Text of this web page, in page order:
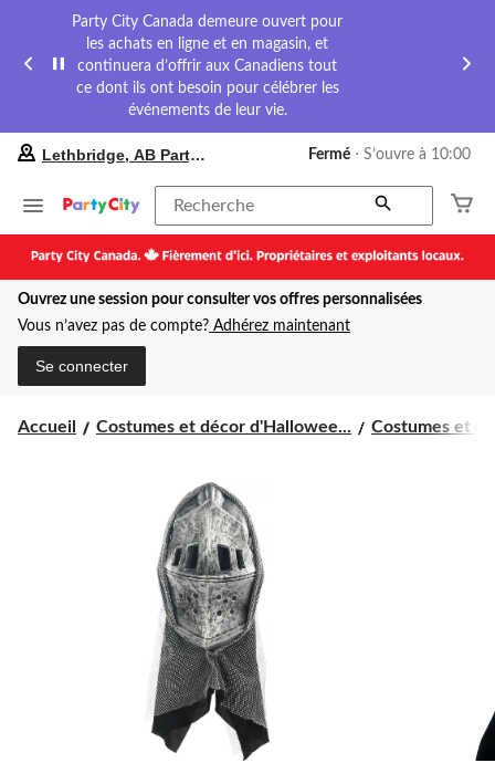
Party City Canada demeure ouvert pour
les achats en ligne et en magasin, et
continuera d’offrir aux Canadiens tout
ce dont ils ont besoin pour célébrer les
événements de leur vie.
préféré
Lethbridge,
Party
City,
courament
Fermé,
pour
Lethbridge, AB Party City Fermé ⋅ S’ouvre à 10:00
Recherche
Ouvrez une session pour consulter vos offres personnalisées
Vous n’avez pas de compte? Adhérez maintenant
Se connecter
Accueil Costumes et décor d'Hallowee... Costumes et